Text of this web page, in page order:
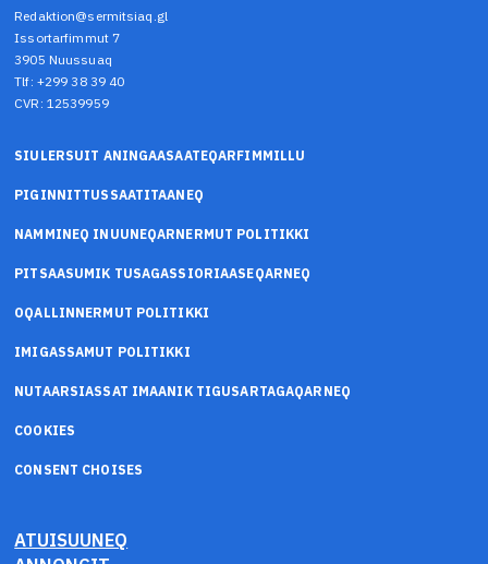
Redaktion@sermitsiaq.gl
Issortarfimmut 7
3905 Nuussuaq
Tlf: +299 38 39 40
CVR: 12539959
SIULERSUIT ANINGAASAATEQARFIMMILLU
PIGINNITTUSSAATITAANEQ
NAMMINEQ INUUNEQARNERMUT POLITIKKI
PITSAASUMIK TUSAGASSIORIAASEQARNEQ
OQALLINNERMUT POLITIKKI
IMIGASSAMUT POLITIKKI
NUTAARSIASSAT IMAANIK TIGUSARTAGAQARNEQ
COOKIES
CONSENT CHOISES
ATUISUUNEQ